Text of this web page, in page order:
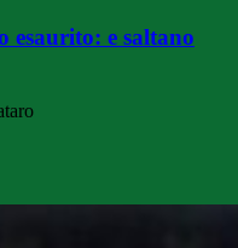
esaurito: e saltano